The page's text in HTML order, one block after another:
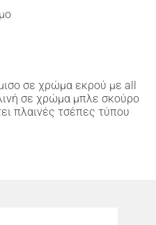
σε χρώμα εκρού με all
σε χρώμα μπλε σκούρο
πλαινές τσέπες τύπου